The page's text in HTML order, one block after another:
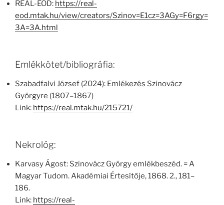
REAL-EOD: https://real-
eod.mtak.hu/view/creators/Szinov=E1cz=3AGy=F6rgy=
3A=3A.html
Emlékkötet/bibliográfia:
Szabadfalvi József (2024): Emlékezés Szinovácz
Györgyre (1807–1867)
Link: https://real.mtak.hu/215721/
Nekrológ:
Karvasy Ágost: Szinovácz György emlékbeszéd. = A
Magyar Tudom. Akadémiai Értesítője, 1868. 2., 181–
186.
Link: https://real-